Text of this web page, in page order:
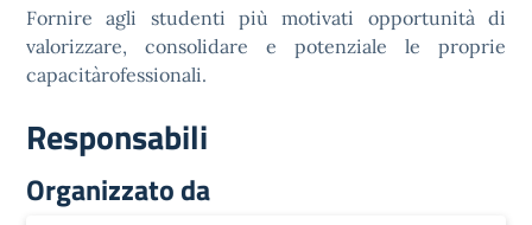
Fornire agli studenti più motivati opportunità di
valorizzare, consolidare e potenziale le proprie
capacitàrofessionali.
Responsabili
Organizzato da